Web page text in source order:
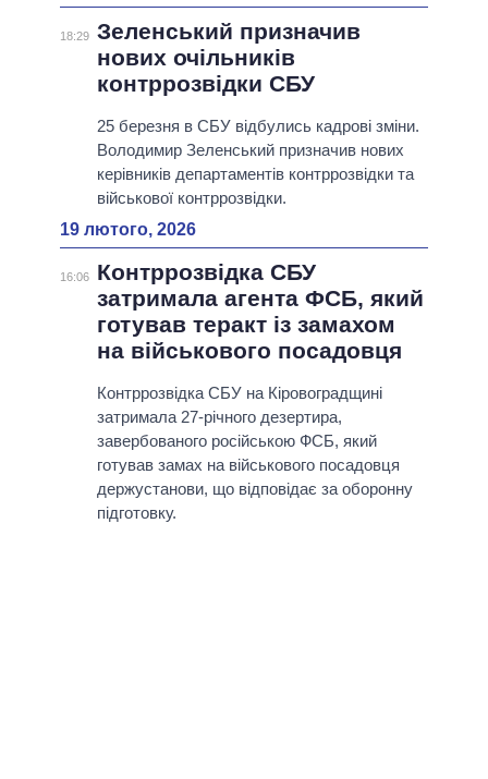
18:29 Зеленський призначив
нових очільників
контррозвідки СБУ
25 березня в СБУ відбулись кадрові зміни.
Володимир Зеленський призначив нових
керівників департаментів контррозвідки та
військової контррозвідки.
19 лютого, 2026
16:06
Контррозвідка СБУ
затримала агента ФСБ, який
готував теракт із замахом
на військового посадовця
Контррозвідка СБУ на Кіровоградщині
затримала 27-річного дезертира,
завербованого російською ФСБ, який
готував замах на військового посадовця
держустанови, що відповідає за оборонну
підготовку.